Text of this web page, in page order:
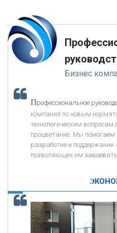
«ФК ОТКРЫТИЕ»
«ЗАПСИБКОМБАНК»
«РОСЕВРОБАНК»
«ПРЕСС-СЛУЖБА
«АВТОГРАДБАНК»
ОНАС
КОНТАКТЫ
К ак Система быстрых
Бизнес
Профессиональное
компаний по новым
технологическим вопросам
процветание. Мы
разработке и поддержании
позволяющих им